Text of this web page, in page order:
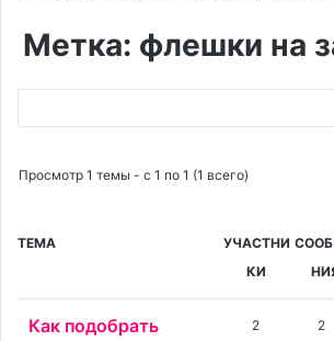
Метка: флешки на
Просмотр 1 темы - с 1 по 1 (1 всего)
ТЕМА
УЧАСТНИ
КИ
Как подобрать
2 2